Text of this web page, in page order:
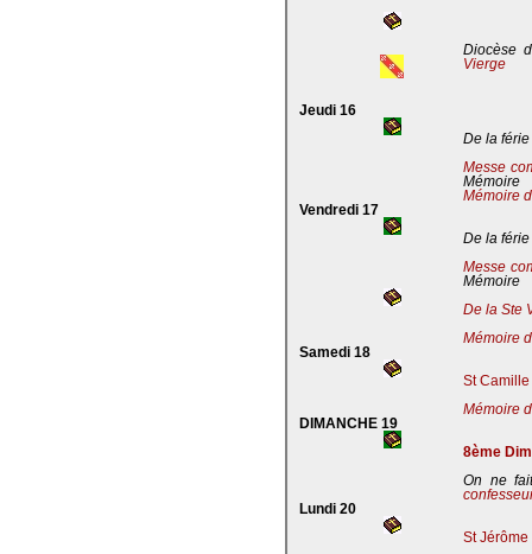
Diocèse
Vierge
Jeudi 16
De la férie
Messe
Mémoire
Mémoire
Vendredi 17
De la férie
Messe
Mémoire
De la Ste
Mémoire
Samedi 18
St
Mémoire
DIMANCHE 19
8ème
On ne
Lundi 20
St